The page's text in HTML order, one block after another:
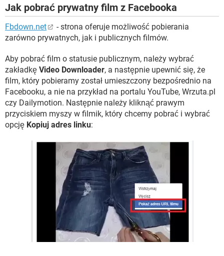
Jak pobrać prywatny film z Facebooka
Fbdown.net
- strona oferuje możliwość pobierania
zarówno prywatnych, jak i publicznych filmów.
Aby pobrać film o statusie publicznym, należy wybrać
zakładkę Video Downloader, a następnie upewnić się, że
film, który pobieramy został umieszczony bezpośrednio na
Facebooku, a nie na przykład na portalu YouTube, Wrzuta.pl
czy Dailymotion. Następnie należy kliknąć prawym
przyciskiem myszy w filmik, który chcemy pobrać i wybrać
opcję Kopiuj adres linku: